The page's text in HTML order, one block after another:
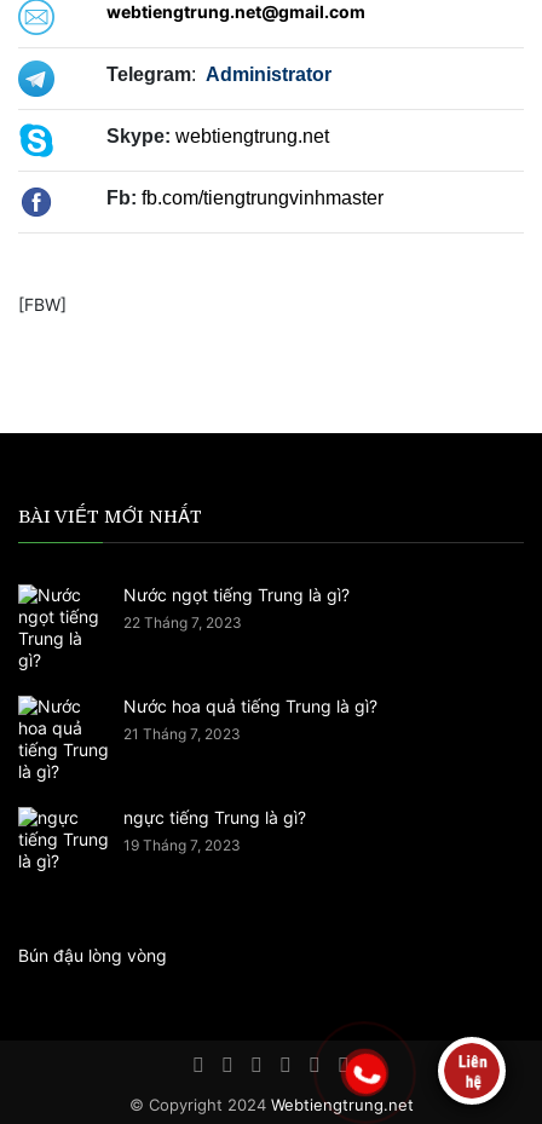
webtiengtrung.net@gmail.com
Telegram: Administrator
Skype: webtiengtrung.net
Fb: fb.com/tiengtrungvinhmaster
[FBW]
BÀI VIẾT MỚI NHẤT
Nước ngọt tiếng Trung là gì?
22 Tháng 7, 2023
Nước hoa quả tiếng Trung là gì?
21 Tháng 7, 2023
ngực tiếng Trung là gì?
19 Tháng 7, 2023
Bún đậu lòng vòng
© Copyright 2024 Webtiengtrung.net